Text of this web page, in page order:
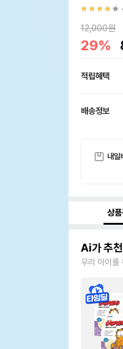
12,000원
29%
적립혜택
배송정보
내일
상
Ai가 추
우리 아이를